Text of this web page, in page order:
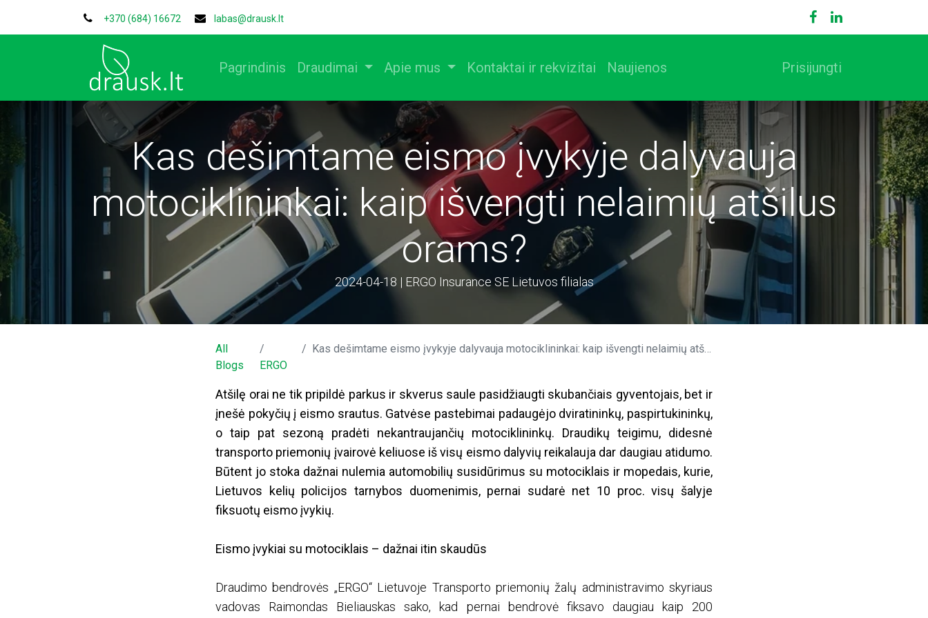
+370 (684) 16672 labas@drausk.lt
Pagrindinis Draudimai Apie mus Kontaktai ir rekvizitai Naujienos Prisijungti
Kas dešimtame eismo įvykyje dalyvauja
motociklininkai: kaip išvengti nelaimių atšilus
orams?
2024-04-18 | ERGO Insurance SE Lietuvos filialas
All
Blogs
ERGO
Kas dešimtame eismo įvykyje dalyvauja motociklininkai: kaip išvengti nelaimių atšilus orams?
Atšilę orai ne tik pripildė parkus ir skverus saule pasidžiaugti skubančiais gyventojais, bet ir
įnešė pokyčių į eismo srautus. Gatvėse pastebimai padaugėjo dviratininkų, paspirtukininkų,
o taip pat sezoną pradėti nekantraujančių motociklininkų. Draudikų teigimu, didesnė
transporto priemonių įvairovė keliuose iš visų eismo dalyvių reikalauja dar daugiau atidumo.
Būtent jo stoka dažnai nulemia automobilių susidūrimus su motociklais ir mopedais, kurie,
Lietuvos kelių policijos tarnybos duomenimis, pernai sudarė net 10 proc. visų šalyje
fiksuotų eismo įvykių.
Eismo įvykiai su motociklais – dažnai itin skaudūs
Draudimo bendrovės „ERGO“ Lietuvoje Transporto priemonių žalų administravimo skyriaus
vadovas Raimondas Bieliauskas sako, kad pernai bendrovė fiksavo daugiau kaip 200